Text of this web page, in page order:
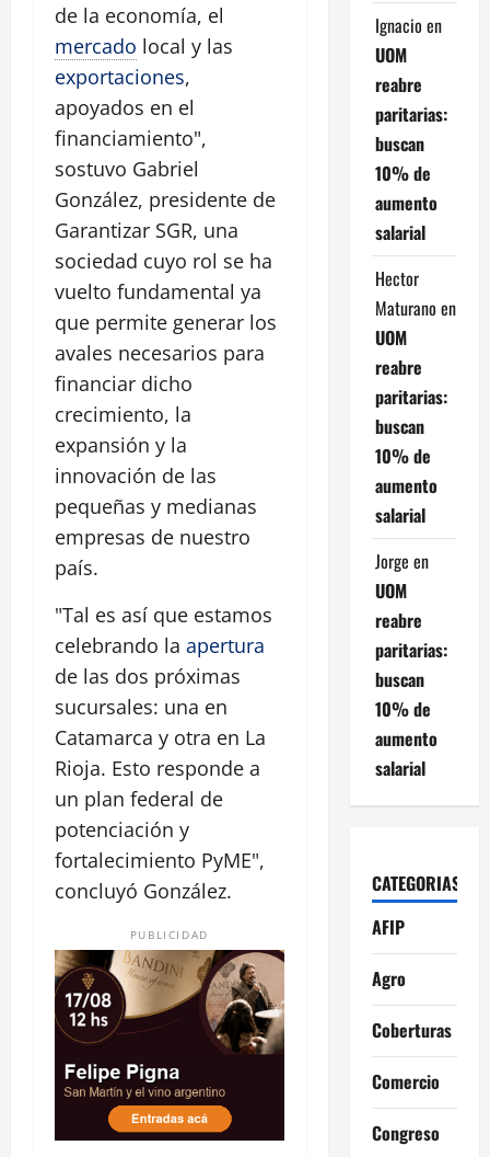
de la economía, el
mercado local y las
exportaciones,
apoyados en el
financiamiento",
sostuvo Gabriel
González, presidente de
Garantizar SGR, una
sociedad cuyo rol se ha
vuelto fundamental ya
que permite generar los
avales necesarios para
financiar dicho
crecimiento, la
expansión y la
innovación de las
pequeñas y medianas
empresas de nuestro
país.
"Tal es así que estamos
celebrando la apertura
de las dos próximas
sucursales: una en
Catamarca y otra en La
Rioja. Esto responde a
un plan federal de
potenciación y
fortalecimiento PyME",
concluyó González.
PUBLICIDAD
Ignacio en
UOM
reabre
paritarias:
buscan
10% de
aumento
salarial
Hector
Maturano en
UOM
reabre
paritarias:
buscan
10% de
aumento
salarial
Jorge en
UOM
reabre
paritarias:
buscan
10% de
aumento
salarial
CATEGORIAS
AFIP
Agro
Coberturas
Comercio
Congreso